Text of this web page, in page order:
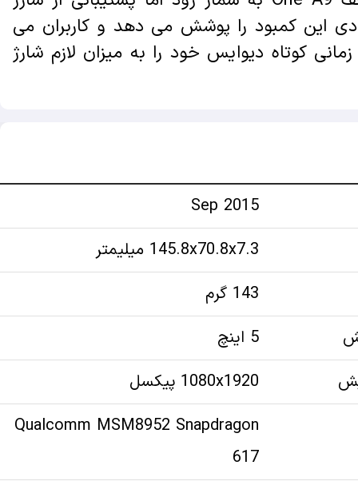
این کمبود را پوشش می دهد و کاربران می
کوتاه دیوایس خود را به میزان لازم شارژ
Sep 2015
145.8x70.8x7.3 میلیمتر
143 گرم
5 اینچ
1080x1920 پیکسل
Qualcomm MSM8952 Snapdragon
617